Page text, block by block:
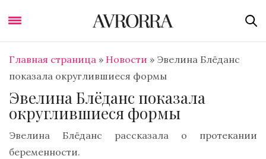
Главная страница » Новости » Эвелина Блёданс
показала округлившиеся формы
Эвелина Блёданс показала
округлившиеся формы
Эвелина Блёданс рассказала о протекании
беременности.